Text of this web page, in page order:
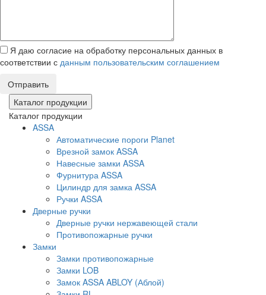
Я даю согласие на обработку персональных данных в
соответствии с данным пользовательским соглашением
Отправить
Каталог продукции
Каталог продукции
ASSA
Автоматические пороги Planet
Врезной замок ASSA
Навесные замки ASSA
Фурнитура ASSA
Цилиндр для замка ASSA
Ручки ASSA
Дверные ручки
Дверные ручки нержавеющей стали
Противопожарные ручки
Замки
Замки противопожарные
Замки LOB
Замок ASSA ABLOY (Аблой)